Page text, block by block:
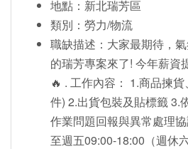
地點：新北瑞芳區
類別：勞力/物流
職缺描述：大家最期待，
的瑞芳專案來了! 今年薪資
🔥 . 工作內容： 1.商品揀
件) 2.出貨包裝及貼標籤 3.
作業問題回報與異常處理
至週五09:00-18:00（週休